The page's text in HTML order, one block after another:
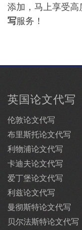
添加，马上享受高
写服务！
英国论文代写
伦敦论文代写
布里斯托论文代写
利物浦论文代写
卡迪夫论文代写
爱丁堡论文代写
利兹论文代写
曼彻斯特论文代写
贝尔法斯特论文代写